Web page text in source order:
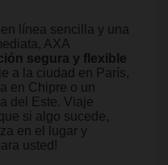
línea sencilla y una
AXA
segura y flexible
a la ciudad en París,
en Chipre o un
del Este. Viaje
si algo sucede,
en el lugar y
usted!